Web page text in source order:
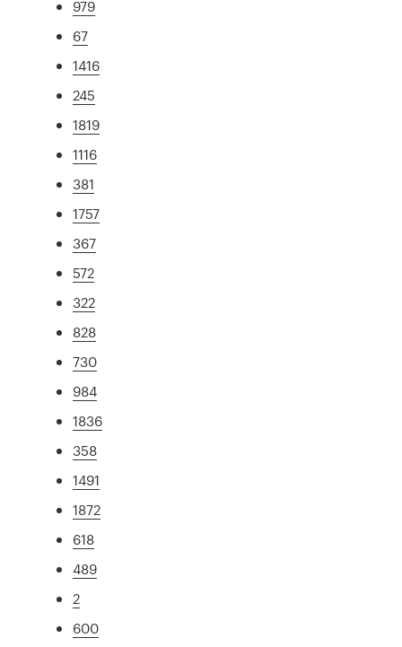
979
67
1416
245
1819
1116
381
1757
367
572
322
828
730
984
1836
358
1491
1872
618
489
2
600